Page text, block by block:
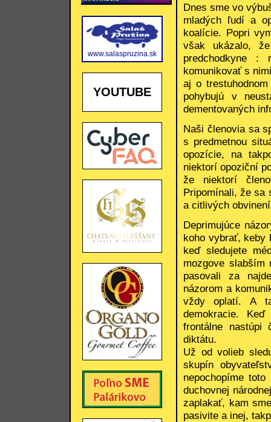
www.salaspruzina.sk
YOUTUBE
Dnes sme vo
mladých ľudí a
koalície. Popri
však ukázalo,
predchodkyne :
komunikovať s
aj o
pohybujú v
dementovaných
Naši členovia sa
s predmetnou
opozície, na
niektorí opoziční
že niektorí
Pripomínali, že sa
a citlivých
Deprimujúce
koho vybrať, keby
keď sledujete
mozgove
pasovali za
názorom a
vždy oplatí. A
demokracie.
frontálne nastúpi
diktátu.
Už od volieb
skupín
nepochopíme
duchovnej
zaplakať, kam
pasivite a inej,